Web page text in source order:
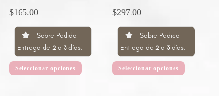
$165.00
Sobre Pedido
Entrega de 2a 3días.
Seleccionar opciones
$297.00
Sobre Pedido
Entrega de2 a3días.
Seleccionar opciones